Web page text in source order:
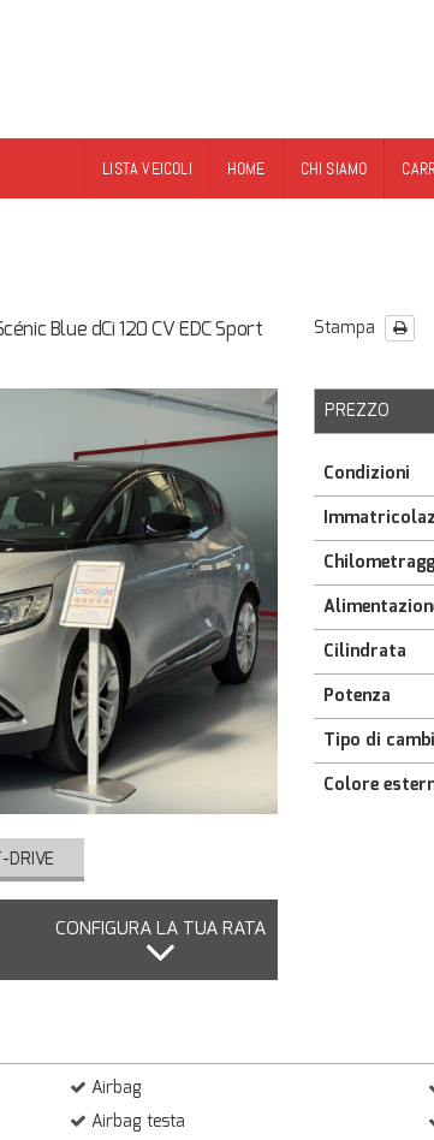
LISTA VEICOLI HOME CHI SIAMO
Blue dCi 120 CV EDC Sport
Stampa
DRIVE
CONFIGURA LA TUA RATA
PREZZO
Condizioni
Cilindrata
Potenza
Tipo di
Colore
Airbag
Airbag testa